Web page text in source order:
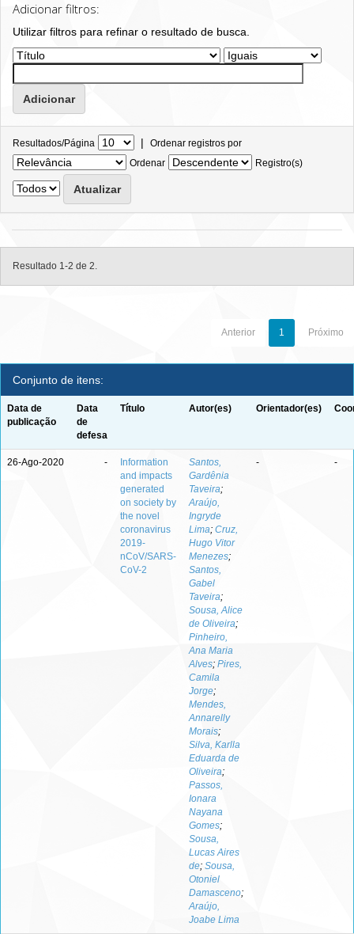
Adicionar filtros:
Utilizar filtros para refinar o resultado de busca.
Resultados/Página | Ordenar registros por
Ordenar
Registro(s)
Resultado 1-2 de 2.
Anterior 1 Próximo
Conjunto de itens:
Data de
publicação
Data
de
defesa
Título Autor(es) Orientador(es)
26-Ago-2020 -
Information
and impacts
generated
on society by
the novel
coronavirus
2019-
nCoV/SARS-
CoV-2
Santos,
Gardênia
Taveira;
Araújo,
Ingryde
Lima; Cruz,
Hugo Vitor
Menezes;
Santos,
Gabel
Taveira;
Sousa, Alice
de Oliveira;
Pinheiro,
Ana Maria
Alves; Pires,
Camila
Jorge;
Mendes,
Annarelly
Morais;
Silva, Karlla
Eduarda de
Oliveira;
Passos,
Ionara
Nayana
Gomes;
Sousa,
Lucas Aires
de; Sousa,
Otoniel
Damasceno;
Araújo,
Joabe Lima
- -